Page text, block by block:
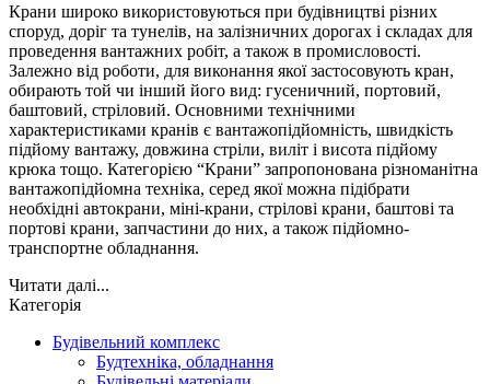
Крани широко використовуються при будівництві різних
споруд, доріг та тунелів, на залізничних дорогах і складах для
проведення вантажних робіт, а також в промисловості.
Залежно від роботи, для виконання якої застосовують кран,
обирають той чи інший його вид: гусеничний, портовий,
баштовий, стріловий. Основними технічними
характеристиками кранів є вантажопідйомність, швидкість
підйому вантажу, довжина стріли, виліт і висота підйому
крюка тощо. Категорією “Крани” запропонована різноманітна
вантажопідйомна техніка, серед якої можна підібрати
необхідні автокрани, міні-крани, стрілові крани, баштові та
портові крани, запчастини до них, а також підйомно-
транспортне обладнання.
Читати далі...
Категорія
Будівельний комплекс
Будтехніка, обладнання